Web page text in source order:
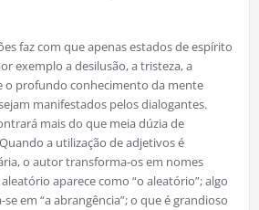
faz com que apenas estados de espírito
exemplo a desilusão, a tristeza, a
o profundo conhecimento da mente
manifestados pelos dialogantes.
mais do que meia dúzia de
a utilização de adjetivos é
o autor transforma-os em nomes
aparece como “o aleatório”; algo
em “a abrangência”; o que é grandioso